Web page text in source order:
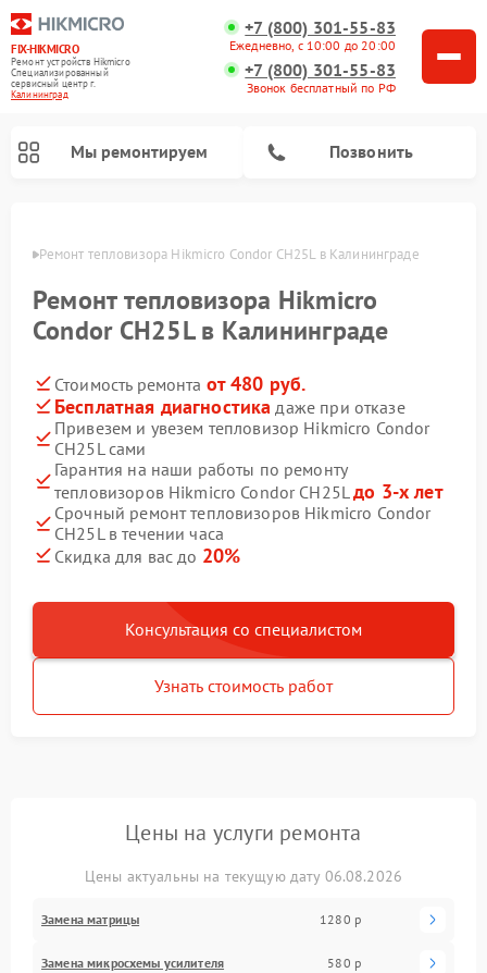
FIX-HIKMICRO
Ремонт устройств Hikmicro
Специализированный
cервисный центр г.
Калининград
+7 (800) 301-55-83
Ежедневно, с 10:00 до 20:00
+7 (800) 301-55-83
Звонок бесплатный по РФ
Мы ремонтируем Позвонить
Ремонт тепловизора Hikmicro Condor CH25L в Калининграде
Ремонт тепловизора Hikmicro
Condor CH25L в Калининграде
Стоимость ремонта от 480 руб.
Бесплатная диагностика даже при отказе
Привезем и увезем тепловизор Hikmicro Condor
CH25L сами
Гарантия на наши работы по ремонту
тепловизоров Hikmicro Condor CH25Lдо 3-х лет
Срочный ремонт тепловизоров Hikmicro Condor
CH25L в течении часа
Скидка для вас до 20%
Консультация со специалистом
Узнать стоимость работ
Цены на услуги ремонта
Цены актуальны на текущую дату 06.08.2026
Замена матрицы 1280 р
Замена микросхемы усилителя 580 р